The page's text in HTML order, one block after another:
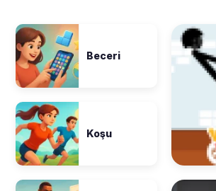
Beceri
Koşu